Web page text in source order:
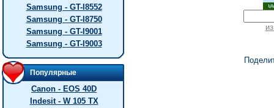
Samsung - GT-I8552
Samsung - GT-I8750
Samsung - GT-I9001
Samsung - GT-I9003
Популярные
Canon - EOS 40D
Indesit - W 105 TX